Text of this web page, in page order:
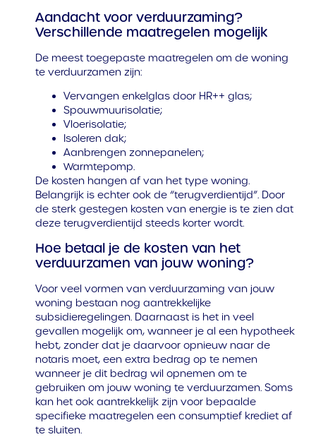
Aandacht voor verduurzaming?
Verschillende maatregelen mogelijk
De meest toegepaste maatregelen om de woning
te verduurzamen zijn:
Vervangen enkelglas door HR++ glas;
Spouwmuurisolatie;
Vloerisolatie;
Isoleren dak;
Aanbrengen zonnepanelen;
Warmtepomp.
De kosten hangen af van het type woning.
Belangrijk is echter ook de “terugverdientijd”. Door
de sterk gestegen kosten van energie is te zien dat
deze terugverdientijd steeds korter wordt.
Hoe betaal je de kosten van het
verduurzamen van jouw woning?
Voor veel vormen van verduurzaming van jouw
woning bestaan nog aantrekkelijke
subsidieregelingen. Daarnaast is het in veel
gevallen mogelijk om, wanneer je al een hypotheek
hebt, zonder dat je daarvoor opnieuw naar de
notaris moet, een extra bedrag op te nemen
wanneer je dit bedrag wil opnemen om te
gebruiken om jouw woning te verduurzamen. Soms
kan het ook aantrekkelijk zijn voor bepaalde
specifieke maatregelen een consumptief krediet af
te sluiten.